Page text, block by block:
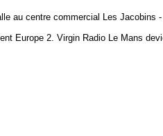
au centre commercial Les
Europe 2. Virgin Radio Le Mans